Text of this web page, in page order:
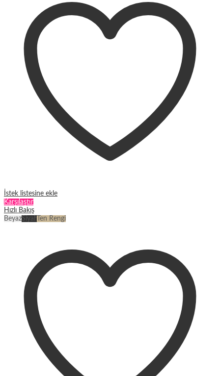
varyasyonu
var.
Seçenekler
ürün
sayfasından
seçilebilir
İstek listesine ekle
Karşılaştır
Hızlı Bakış
BeyazSiyah Ten Rengi